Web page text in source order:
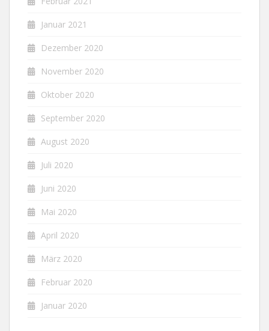
Januar 2021
Dezember 2020
November 2020
Oktober 2020
September 2020
August 2020
Juli 2020
Juni 2020
Mai 2020
April 2020
März 2020
Februar 2020
Januar 2020